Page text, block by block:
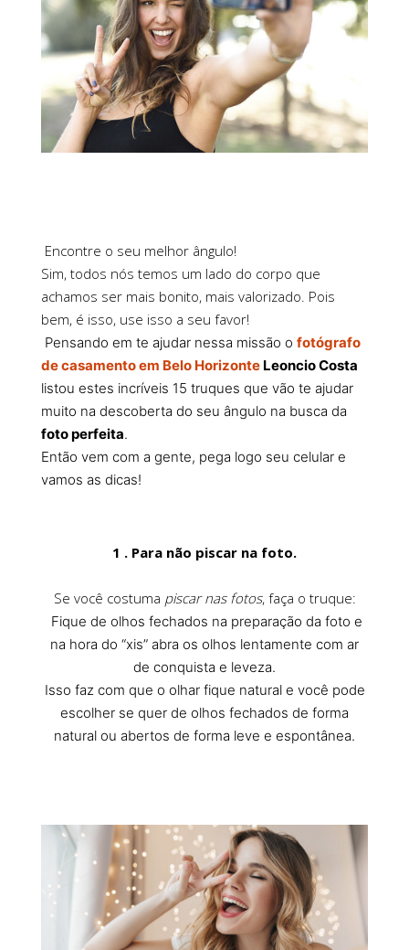
Encontre o seu melhor ângulo!
Sim, todos nós temos um lado do corpo que
achamos ser mais bonito, mais valorizado. Pois
bem, é isso, use isso a seu favor!
Pensando em te ajudar nessa missão o fotógrafo
de casamento em Belo Horizonte Leoncio Costa
listou estes incríveis 15 truques que vão te ajudar
muito na descoberta do seu ângulo na busca da
foto perfeita.
Então vem com a gente, pega logo seu celular e
vamos as dicas!
1 . Para não piscar na foto.
Se você costuma piscar nas fotos, faça o truque:
Fique de olhos fechados na preparação da foto e
na hora do “xis” abra os olhos lentamente com ar
de conquista e leveza.
Isso faz com que o olhar fique natural e você pode
escolher se quer de olhos fechados de forma
natural ou abertos de forma leve e espontânea.